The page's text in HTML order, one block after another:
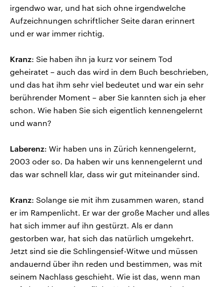
irgendwo war, und hat sich ohne irgendwelche
Aufzeichnungen schriftlicher Seite daran erinnert
und er war immer richtig.
Kranz: Sie haben ihn ja kurz vor seinem Tod
geheiratet – auch das wird in dem Buch beschrieben,
und das hat ihm sehr viel bedeutet und war ein sehr
berührender Moment – aber Sie kannten sich ja eher
schon. Wie haben Sie sich eigentlich kennengelernt
und wann?
Laberenz: Wir haben uns in Zürich kennengelernt,
2003 oder so. Da haben wir uns kennengelernt und
das war schnell klar, dass wir gut miteinander sind.
Kranz: Solange sie mit ihm zusammen waren, stand
er im Rampenlicht. Er war der große Macher und alles
hat sich immer auf ihn gestürzt. Als er dann
gestorben war, hat sich das natürlich umgekehrt.
Jetzt sind sie die Schlingensief-Witwe und müssen
andauernd über ihn reden und bestimmen, was mit
seinem Nachlass geschieht. Wie ist das, wenn man